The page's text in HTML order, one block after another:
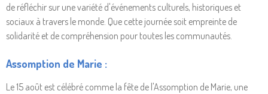
de réfléchir sur une variété d'événements culturels, historiques et
sociaux à travers le monde. Que cette journée soit empreinte de
solidarité et de compréhension pour toutes les communautés.
Assomption de Marie :
Le 15 août est célébré comme la fête de l'Assomption de Marie, une